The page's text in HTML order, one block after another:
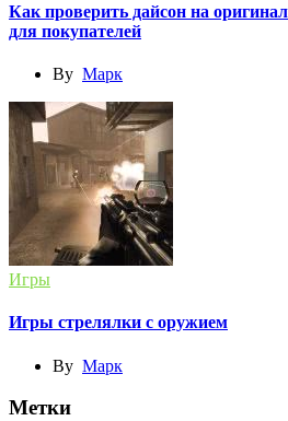
Как проверить дайсон на
для покупателей
By Марк
Игры
Игры стрелялки с оружием
By Марк
Метки